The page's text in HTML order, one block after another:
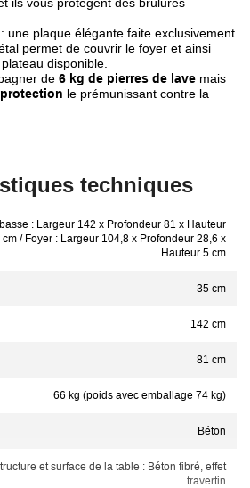
une plaque élégante faite exclusivement
permet de couvrir le foyer et ainsi
disponible.
de 6 kg de pierres de lave mais
le prémunissant contre la
techniques
: Largeur 142 x Profondeur 81 x Hauteur
cm / Foyer : Largeur 104,8 x Profondeur 28,6 x
Hauteur 5 cm
35 cm
142 cm
81 cm
66 kg (poids avec emballage 74 kg)
Béton
et surface de la table : Béton fibré, effet
travertin